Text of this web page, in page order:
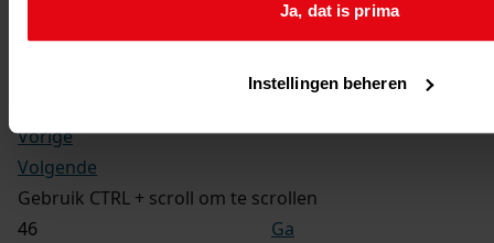
Ja, dat is prima
Instellingen beheren
Dit bestand is nog niet gecontroleerd op volledigheid
Vorige
Volgende
Gebruik CTRL + scroll om te scrollen
Ga